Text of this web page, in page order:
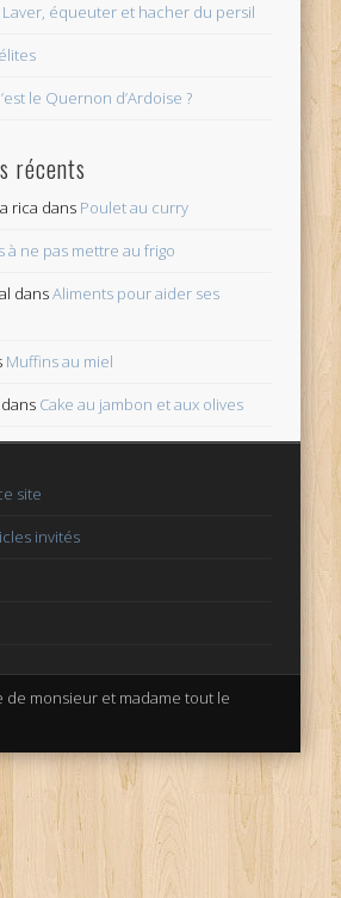
équeuter et hacher du persil
le Quernon d’Ardoise ?
récents
rica dans Poulet au curry
à ne pas mettre au frigo
dansAliments pour aider ses
Muffins au miel
dans Cake au jambon et aux olives
site
invités
de monsieur et madame tout le